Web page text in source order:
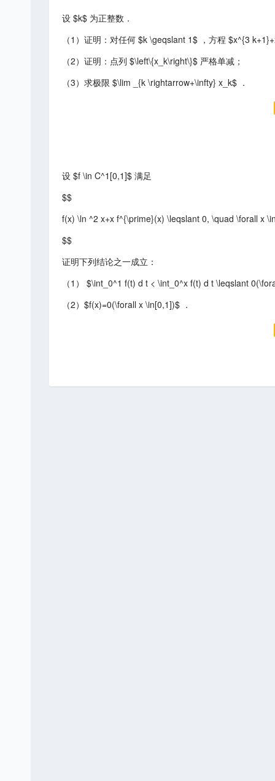
设 $k$ 为正整数．
（1）证明：对任何 $k \geqslant 1$ ，方程 $x^{3
（2）证明：点列 $\left\{x_k\right\}$ 严格单减；
（3）求极限 $\lim _{k \rightarrow+\infty} x_k$ ．
设 $f \in C^1[0,1]$ 满足
$$
f(x) \ln ^2 x+x f^{\prime}(x) \leqslant 0, \quad \forall x
$$
证明下列结论之一成立：
（1） $\int_0^1 f(t) d t < \int_0^x f(t) d t \leqslant
（2）$f(x)=0(\forall x \in[0,1])$ ．